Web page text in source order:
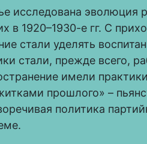
исследована эволюция
в 1920–1930-е гг. С
стали уделять
стали, прежде всего,
имели
прошлого» –
политика